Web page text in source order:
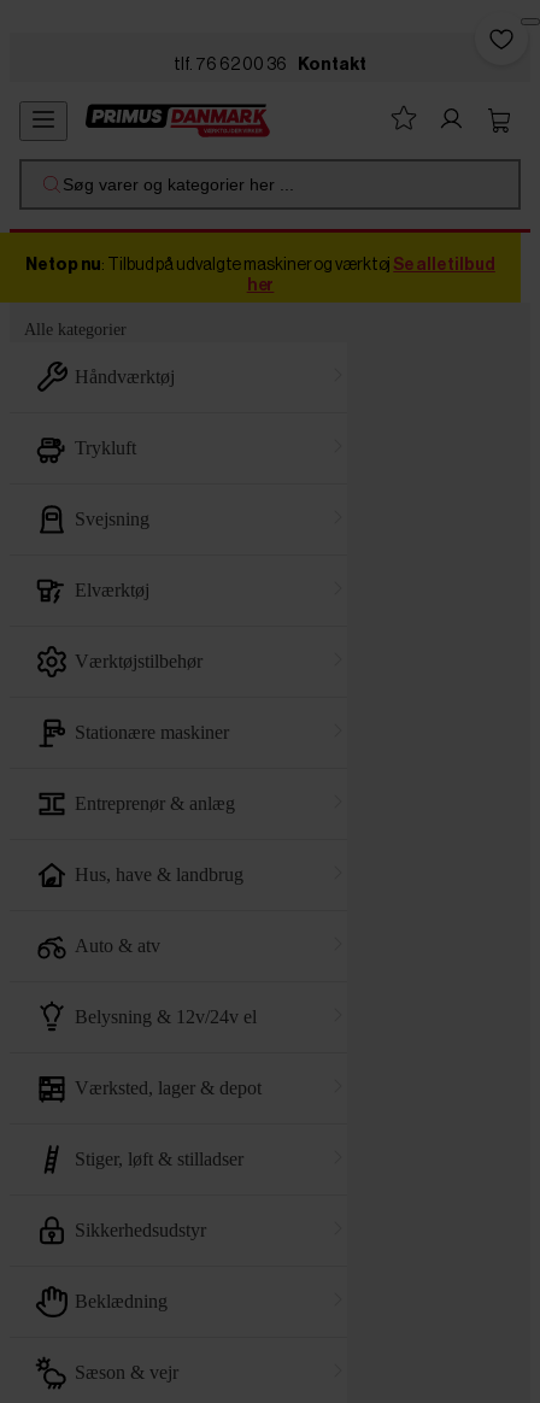
tlf. 76 62 00 36 Kontakt
Søg varer og kategorier her ...
Netop nu: Tilbud på udvalgte maskiner og værktøj Se alle tilbud
her
Alle kategorier
håndværktøj
trykluft
svejsning
elværktøj
værktøjstilbehør
stationære maskiner
entreprenør & anlæg
hus, have & landbrug
auto & atv
belysning & 12v/24v el
værksted, lager & depot
stiger, løft & stilladser
sikkerhedsudstyr
beklædning
sæson & vejr